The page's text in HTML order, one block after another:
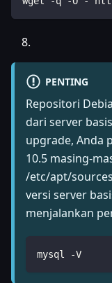
PENTING
Repositori
dari server
upgrade, Anda
10.5 masing-
/etc/apt/
versi server
menjalankan
mysql -V